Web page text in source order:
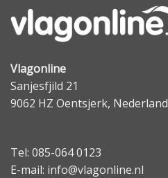
Vlagonline
Sanjesfjild 21
9062 HZ Oentsjerk, Nederland
Tel: 085-064 0123
E-mail: info@vlagonline.nl